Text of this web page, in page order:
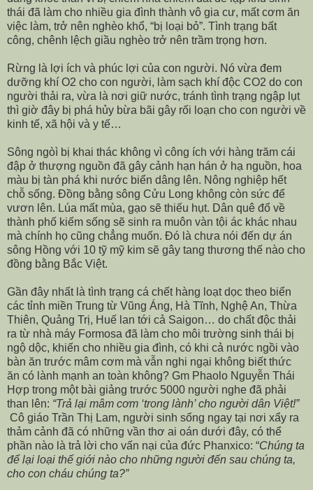
thái đã làm cho nhiều gia đình thành vô gia cư, mất cơm ăn
việc làm, trở nên nghèo khổ, “bị loại bỏ”. Tình trạng bất
công, chênh lệch giầu nghèo trở nên trầm trọng hơn.
Rừng là lợi ích và phúc lợi của con người. Nó vừa đem
dưỡng khí O2 cho con người, làm sạch khí độc CO2 do con
người thải ra, vừa là nơi giữ nước, tránh tình trạng ngập lụt
thì giờ đây bị phá hủy bừa bãi gây rối loạn cho con người về
kinh tế, xã hội và y tế…
Sông ngòì bị khai thác không vì công ích với hàng trăm cái
đập ở thượng nguồn đã gây cảnh hạn hán ở hạ nguồn, hoa
màu bị tàn phá khi nước biển dâng lên. Nông nghiệp hết
chỗ sống. Đồng bằng sông Cửu Long không còn sức để
vươn lên. Lúa mất mùa, gạo sẽ thiếu hụt. Dân quê đổ về
thành phố kiếm sống sẽ sinh ra muôn vàn tội ác khác nhau
mà chính họ cũng chẳng muốn. Đó là chưa nói đến dự án
sông Hồng với 10 tỹ mỹ kim sẽ gây tang thương thế nào cho
đồng bằng Bắc Việt.
Gần đây nhất là tình trạng cá chết hàng loạt dọc theo biển
các tỉnh miền Trung từ Vũng Áng, Hà Tĩnh, Nghệ An, Thừa
Thiên, Quảng Trị, Huế lan tới cả Saigon… do chất độc thải
ra từ nhà máy Formosa đã làm cho môi trường sinh thái bị
ngộ dộc, khiến cho nhiều gia đình, có khi cả nước ngồi vào
bàn ăn trước mâm cơm mà vẫn nghi ngại không biết thức
ăn có lành mạnh an toàn không? Gm Phaolo Nguyễn Thái
Hợp trong một bài giảng trước 5000 người nghe đã phải
than lên: “Trả lại mâm cơm ‘trong lành’ cho người dân Việt!”
Cô giáo Trần Thị Lam, người sinh sống ngay tại nơi xẩy ra
thảm cảnh đã có những vần thơ ai oán dưới đây, có thể
phần nào là trả lời cho vấn nại của đức Phanxico: “Chúng ta
để lại loại thế giới nào cho những người đến sau chúng ta,
cho con cháu chúng ta?”